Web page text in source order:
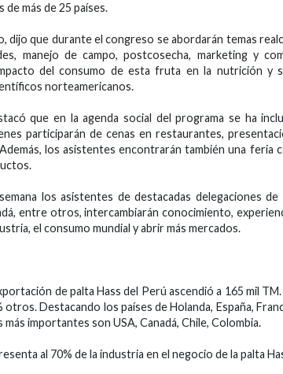
más de 25 países.
dijo que durante el congreso se abordarán temas
manejo de campo, postcosecha, marketing y
del consumo de esta fruta en la nutrición y
norteamericanos.
que en la agenda social del programa se ha
participarán de cenas en restaurantes,
los asistentes encontrarán también una feria
los asistentes de destacadas delegaciones
entre otros, intercambiarán conocimiento,
el consumo mundial y abrir más mercados.
de palta Hass del Perú ascendió a 165 mil
otros. Destacando los países de Holanda, España,
más importantes son USA, Canadá, Chile, Colombia.
al 70% de la industria en el negocio de la palta